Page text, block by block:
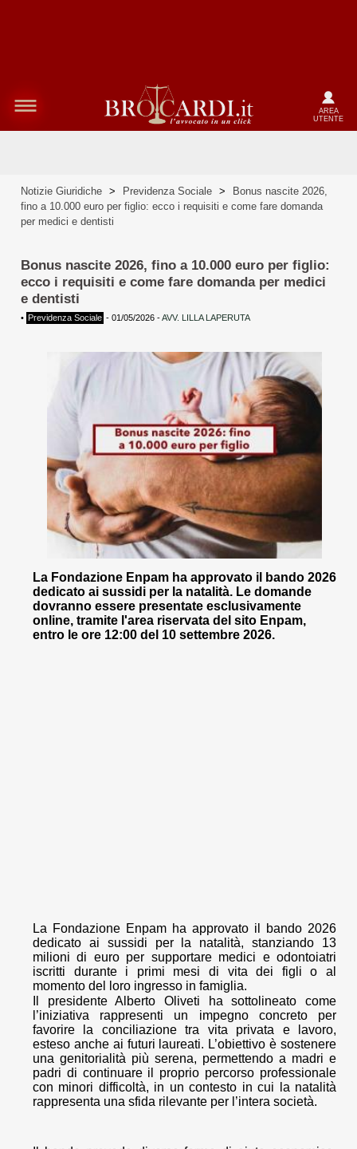
AREA
UTENTE
Notizie Giuridiche > Previdenza Sociale >
Bonus nascite 2026,
fino a 10.000 euro per figlio: ecco i requisiti e come fare domanda
per medici e dentisti
Bonus nascite 2026, fino a 10.000 euro per figlio:
ecco i requisiti e come fare domanda per medici
e dentisti
• Previdenza Sociale - 01/05/2026 -AVV. LILLA LAPERUTA
La Fondazione Enpam ha approvato il bando 2026
dedicato ai sussidi per la natalità. Le domande
dovranno essere presentate esclusivamente
online, tramite l'area riservata del sito Enpam,
entro le ore 12:00 del 10 settembre 2026.
La Fondazione Enpam ha approvato il bando 2026
dedicato ai sussidi per la natalità, stanziando 13
milioni di euro per supportare medici e odontoiatri
iscritti durante i primi mesi di vita dei figli o al
momento del loro ingresso in famiglia.
Il presidente Alberto Oliveti ha sottolineato come
l’iniziativa rappresenti un impegno concreto per
favorire la conciliazione tra vita privata e lavoro,
esteso anche ai futuri laureati. L’obiettivo è sostenere
una genitorialità più serena, permettendo a madri e
padri di continuare il proprio percorso professionale
con minori difficoltà, in un contesto in cui la natalità
rappresenta una sfida rilevante per l’intera società.